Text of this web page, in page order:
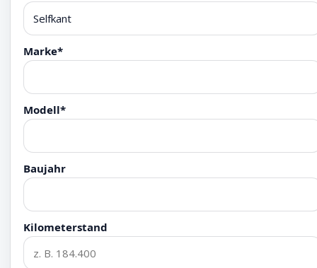
Marke*
Modell*
Baujahr
Kilometerstand